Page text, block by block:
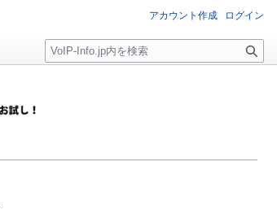
アカウント作成 ログイン
検
索